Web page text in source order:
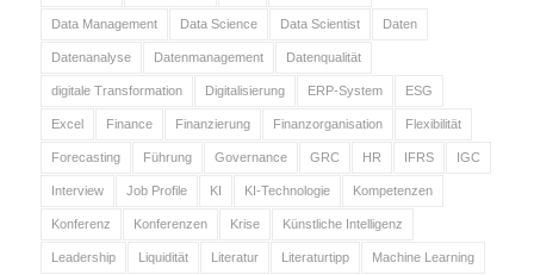
Data Management Data Science Data Scientist Daten
Datenanalyse Datenmanagement Datenqualität
digitale Transformation Digitalisierung ERP-System ESG
Excel Finance Finanzierung Finanzorganisation Flexibilität
Forecasting Führung Governance GRC HR IFRS IGC
Interview Job Profile KI KI-Technologie Kompetenzen
Konferenz Konferenzen Krise Künstliche Intelligenz
Leadership Liquidität Literatur Literaturtipp Machine Learning